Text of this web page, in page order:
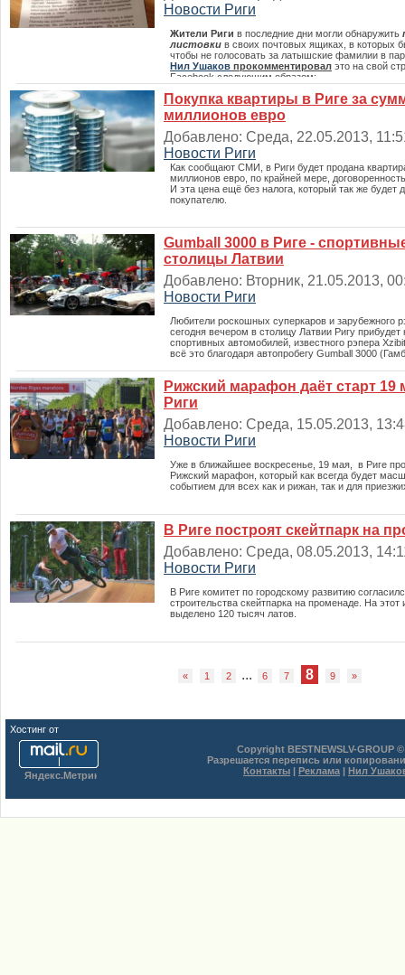
Новости Риги
Жители Риги в последние дни могли обнаружить
листовки в своих почтовых ящиках, в которых
чтобы не голосовать за латышские фамилии в
Нил Ушаков прокомментировал это на свой
Facebook следующим образом:
Покупка квартиры в Риге за
миллионов евро
Добавлено: Среда, 22.05.2013,
Новости Риги
Как сообщают СМИ, в Риги будет продана
миллионов евро, по крайней мере,
И эта цена ещё без налога, который так же будет
покупателю.
Gumball 3000 в Риге -
столицы Латвии
Добавлено: Вторник, 21.05.2013,
Новости Риги
Любители роскошных суперкаров и зарубежного
сегодня вечером в столицу Латвии Ригу прибудет
спортивных автомобилей, известного рэпера
всё это благодаря автопробегу Gumball 3000
Рижский марафон даёт старт 19
Риги
Добавлено: Среда, 15.05.2013,
Новости Риги
Уже в ближайшее воскресенье, 19 мая, в Риге
Рижский марафон, который как всегда будет
событием для всех как и рижан, так и для
В Риге построят скейтпарк на
Добавлено: Среда, 08.05.2013,
Новости Риги
В Риге комитет по городскому развитию
строительства скейтпарка на променаде. На этот
выделено 120 тысяч латов.
« 1 2 ... 6 7 8 9 »
Хостинг от
Copyright BESTNEWSLV-GROUP
Разрешается перепись или
Контакты | Реклама | Нил